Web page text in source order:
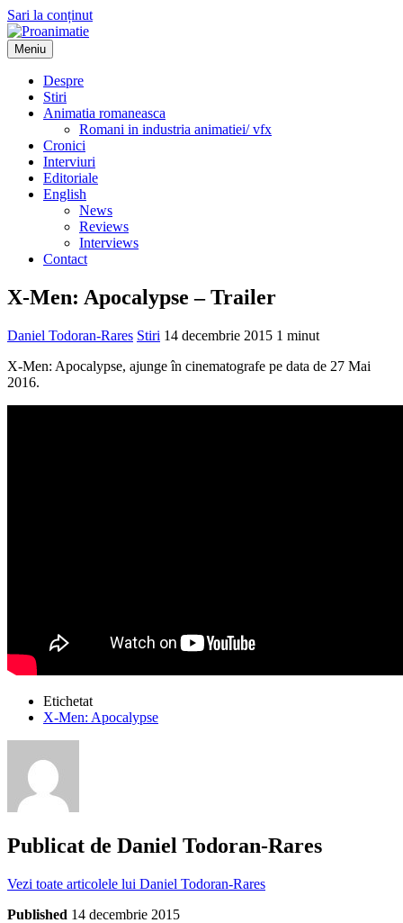
Sari la conținut
Proanimatie
Stiri despre filme de animatie
Meniu
Despre
Stiri
Animatia romaneasca
Romani in industria animatiei/ vfx
Cronici
Interviuri
Editoriale
English
News
Reviews
Interviews
Contact
X-Men: Apocalypse – Trailer
Daniel Todoran-Rares Stiri 14 decembrie 2015 1 minut
X-Men: Apocalypse, ajunge în cinematografe pe data de 27 Mai
2016.
Etichetat
X-Men: Apocalypse
Publicat de Daniel Todoran-Rares
Vezi toate articolele lui Daniel Todoran-Rares
Published 14 decembrie 2015